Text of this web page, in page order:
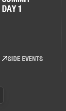
DAY 1
SIDE EVENTS